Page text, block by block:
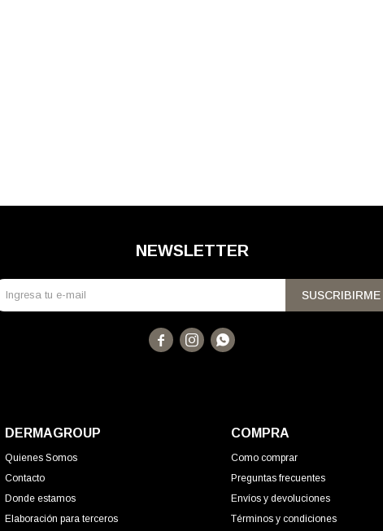
DERMAGROUP
Quienes Somos
Contacto
Donde estamos
Elaboración para terceros
COMPRA
Como comprar
Preguntas frecuentes
Envíos y devoluciones
Términos y condiciones
NEWSLETTER
SUSCRIBIRME
  